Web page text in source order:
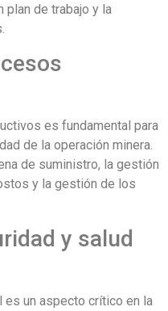
plan de trabajo y la
es fundamental para
de la operación minera.
de suministro, la gestión
y la gestión de los
y salud
es un aspecto crítico en la